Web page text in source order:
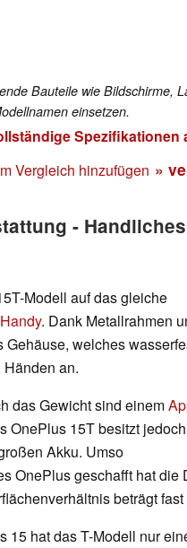
Bauteile wie Bildschirme,
einsetzen.
Spezifikationen
Vergleich hinzufügen »
-
Modell auf das gleiche
. Dank Metallrahmen
welches
an.
das Gewicht sind einem
OnePlus 15T besitzt jedoch
Akku. Umso
OnePlus geschafft hat die
beträgt
15 hat das T-Modell nur